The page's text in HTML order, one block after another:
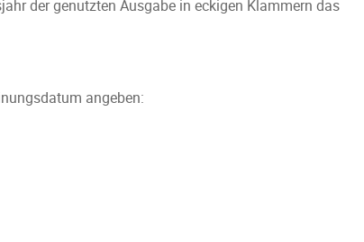
der genutzten Ausgabe in eckigen Klammern das
angeben: